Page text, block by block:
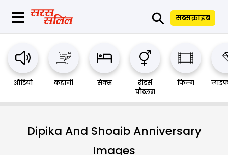
⚲ सब्सक्राइब
ऑडियो कहानी सेक्स
रीडर्स
प्रौब्लम
फिल्म
Dipika And Shoaib Anniversary
Images